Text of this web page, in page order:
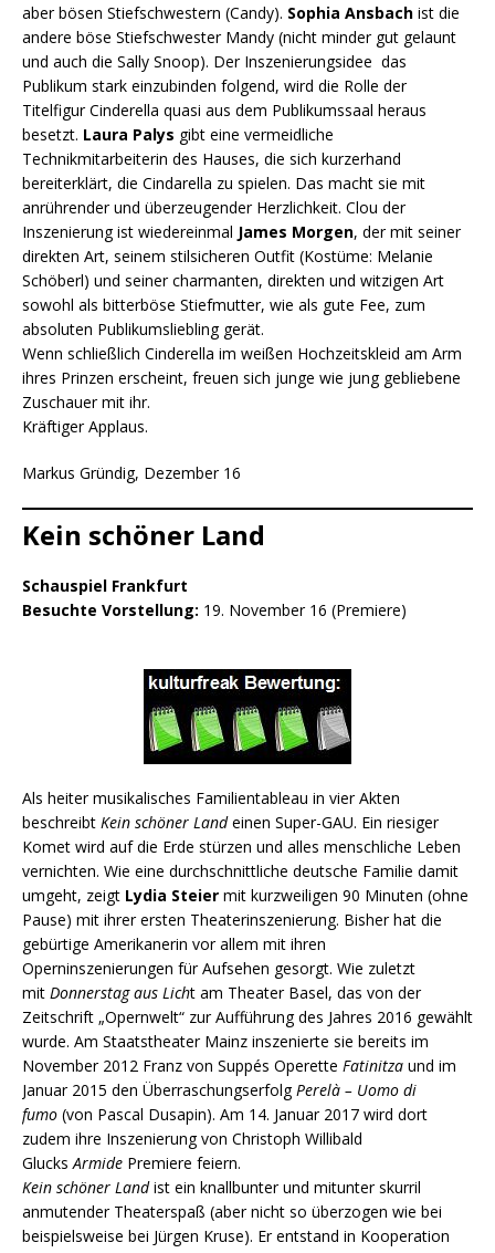
aber bösen Stiefschwestern (Candy). Sophia Ansbach ist die
andere böse Stiefschwester Mandy (nicht minder gut gelaunt
und auch die Sally Snoop). Der Inszenierungsidee das
Publikum stark einzubinden folgend, wird die Rolle der
Titelfigur Cinderella quasi aus dem Publikumssaal heraus
besetzt. Laura Palys gibt eine vermeidliche
Technikmitarbeiterin des Hauses, die sich kurzerhand
bereiterklärt, die Cindarella zu spielen. Das macht sie mit
anrührender und überzeugender Herzlichkeit. Clou der
Inszenierung ist wiedereinmal James Morgen, der mit seiner
direkten Art, seinem stilsicheren Outfit (Kostüme: Melanie
Schöberl) und seiner charmanten, direkten und witzigen Art
sowohl als bitterböse Stiefmutter, wie als gute Fee, zum
absoluten Publikumsliebling gerät.
Wenn schließlich Cinderella im weißen Hochzeitskleid am Arm
ihres Prinzen erscheint, freuen sich junge wie jung gebliebene
Zuschauer mit ihr.
Kräftiger Applaus.
Markus Gründig, Dezember 16
Kein schöner Land
Schauspiel Frankfurt
Besuchte Vorstellung: 19. November 16 (Premiere)
Als heiter musikalisches Familientableau in vier Akten
beschreibt Kein schöner Landeinen Super-GAU. Ein riesiger
Komet wird auf die Erde stürzen und alles menschliche Leben
vernichten. Wie eine durchschnittliche deutsche Familie damit
umgeht, zeigt Lydia Steier mit kurzweiligen 90 Minuten (ohne
Pause) mit ihrer ersten Theaterinszenierung. Bisher hat die
gebürtige Amerikanerin vor allem mit ihren
Operninszenierungen für Aufsehen gesorgt. Wie zuletzt
mit Donnerstag aus Licht am Theater Basel, das von der
Zeitschrift „Opernwelt“ zur Aufführung des Jahres 2016 gewählt
wurde. Am Staatstheater Mainz inszenierte sie bereits im
November 2012 Franz von Suppés Operette Fatinitza und im
Januar 2015 den ÜberraschungserfolgPerelà – Uomo di
fumo (von Pascal Dusapin). Am 14. Januar 2017 wird dort
zudem ihre Inszenierung von Christoph Willibald
GlucksArmide Premiere feiern.
Kein schöner Landist ein knallbunter und mitunter skurril
anmutender Theaterspaß (aber nicht so überzogen wie bei
beispielsweise bei Jürgen Kruse). Er entstand in Kooperation